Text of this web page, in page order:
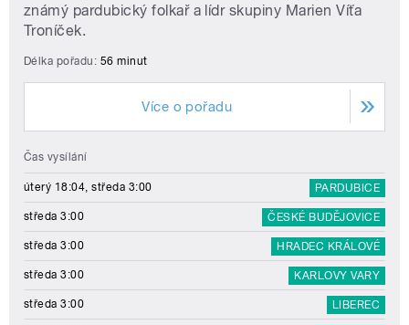
známý pardubický folkař a lídr skupiny Marien Víťa
Troníček.
Délka pořadu: 56 minut
Více o pořadu
Čas vysílání
úterý 18:04, středa 3:00 PARDUBICE
středa 3:00 ČESKÉ BUDĚJOVICE
středa 3:00 HRADEC KRÁLOVÉ
středa 3:00 KARLOVY VARY
středa 3:00 LIBEREC